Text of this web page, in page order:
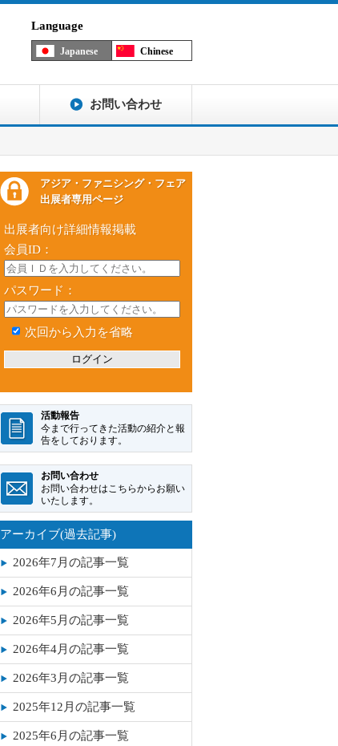
Language
Japanese Chinese
お問い合わせ
アジア・ファニシング・フェア
出展者専用ページ
出展者向け詳細情報掲載
会員ID：
パスワード：
次回から入力を省略
アーカイブ(過去記事)